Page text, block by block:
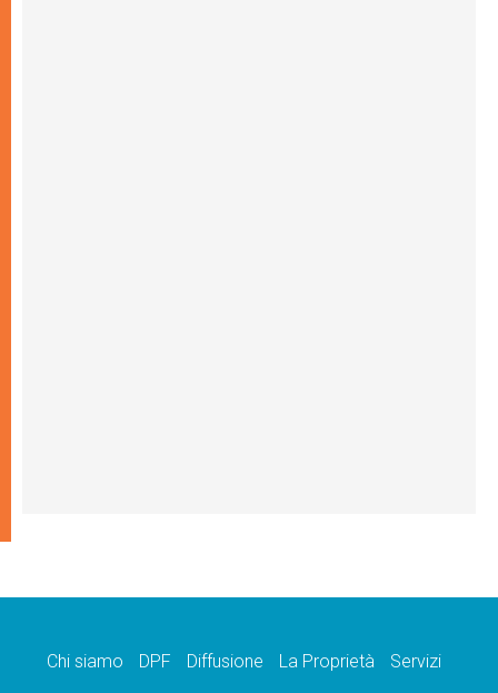
Chi siamo DPF Diffusione La Proprietà
Servizi